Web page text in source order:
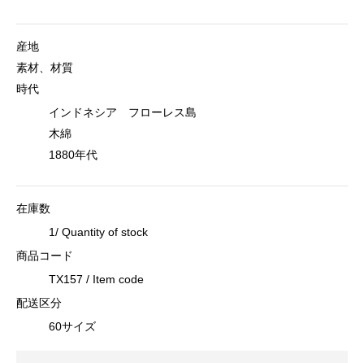
産地
素材、材質
時代
インドネシア フローレス島
木綿
1880年代
在庫数
1/ Quantity of stock
商品コード
TX157 / Item code
配送区分
60サイズ